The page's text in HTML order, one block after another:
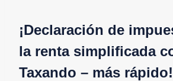
¡Declaración de
la renta simplificada
Taxando – más rápido!